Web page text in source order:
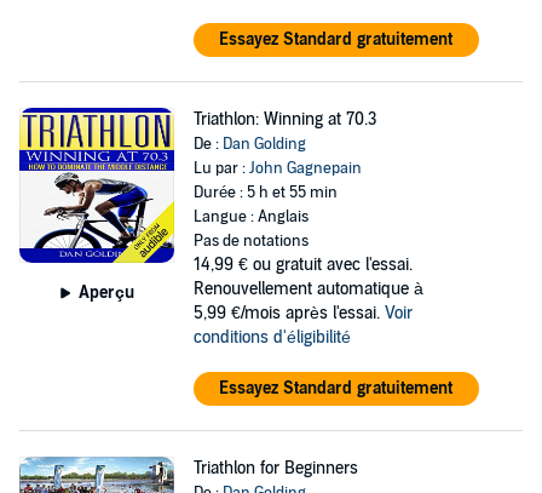
Essayez Standard gratuitement
Aperçu
Triathlon: Winning at 70.3
De : Dan Golding
Lu par :John Gagnepain
Durée : 5 h et 55 min
Langue : Anglais
Pas de notations
14,99 € ou gratuit avec l'essai.
Renouvellement automatique à
5,99 €/mois après l'essai. Voir
conditions d'éligibilité
Essayez Standard gratuitement
Triathlon for Beginners